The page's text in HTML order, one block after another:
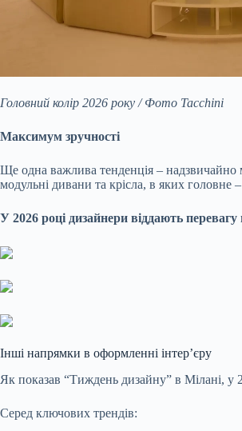
Головний колір 2026 року / Фото Tacchini
Максимум зручності
Ще одна важлива тенденція – надзвичайно
модульні дивани та крісла, в яких головне
У 2026 році дизайнери віддають
Інші напрямки в оформленні інтер’єру
Як показав “Тиждень дизайну” в Мілані, у
Серед ключових трендів: